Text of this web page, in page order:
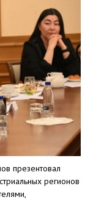
презентовал
регионов